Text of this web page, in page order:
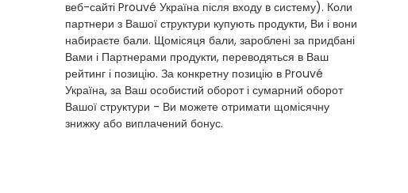
веб-сайті Prouvé Україна після входу в систему). Коли
партнери з Вашої структури купують продукти, Ви і вони
набираєте бали. Щомісяця бали, зароблені за придбані
Вами і Партнерами продукти, переводяться в Ваш
рейтинг і позицію. За конкретну позицію в Prouvé
Україна, за Ваш особистий оборот і сумарний оборот
Вашої структури - Ви можете отримати щомісячну
знижку або виплачений бонус.